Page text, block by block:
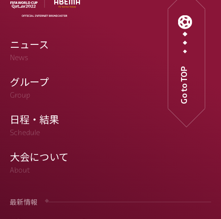
ニュース
News
グループ
Group
日程・結果
Schedule
大会について
About
最新情報
Go to TOP